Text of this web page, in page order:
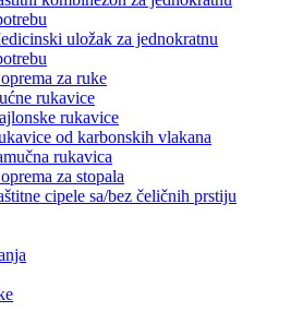
uložak za jednokratnu
za ruke
rukavice
rukavice
od karbonskih vlakana
rukavica
za stopala
cipele sa/bez čeličnih prstiju